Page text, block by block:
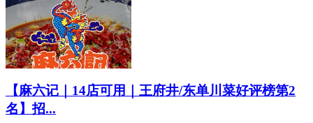
【麻六记｜14店可用｜王府井/东单川菜好评榜第2
名】招...